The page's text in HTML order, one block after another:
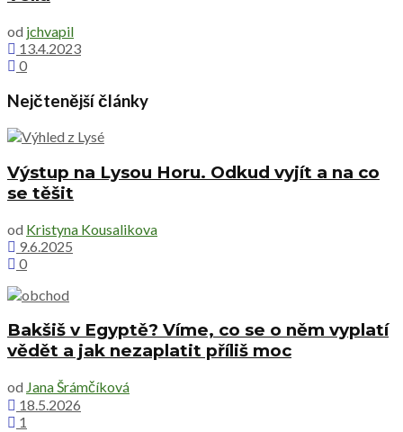
od jchvapil
13.4.2023
0
Nejčtenější články
Výstup na Lysou Horu. Odkud vyjít a na co
se těšit
od Kristyna Kousalikova
9.6.2025
0
Bakšiš v Egyptě? Víme, co se o něm vyplatí
vědět a jak nezaplatit příliš moc
od Jana Šrámčíková
18.5.2026
1